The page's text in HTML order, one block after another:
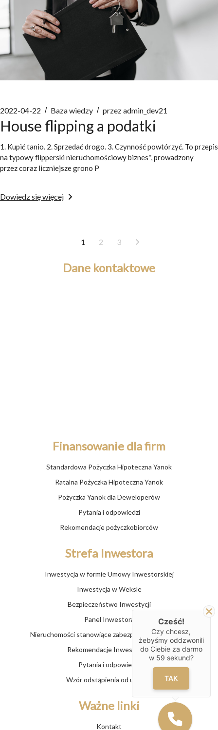
2022-04-22 Baza wiedzy przezadmin_dev21
House flipping a podatki
1. Kupić tanio. 2. Sprzedać drogo. 3. Czynność powtórzyć. To przepis
na typowy flipperski nieruchomościowy biznes*, prowadzony
przez coraz liczniejsze grono P
Dowiedz się więcej
1 2 3
Dane kontaktowe
Finansowanie dla firm
Standardowa Pożyczka Hipoteczna Yanok
Ratalna Pożyczka Hipoteczna Yanok
Pożyczka Yanok dla Deweloperów
Pytania i odpowiedzi
Rekomendacje pożyczkobiorców
Strefa Inwestora
Inwestycja w formie Umowy Inwestorskiej
Inwestycja w Weksle
Bezpieczeństwo Inwestycji
Panel Inwestora
Nieruchomości stanowiące zabezpieczenie pożyczek
Rekomendacje Inwestorów
Pytania i odpowiedzi
Wzór odstąpienia od umowy
Ważne linki
Kontakt
Cześć!
Czy chcesz,
żebyśmy oddzwonili
do Ciebie za darmo
w 59 sekund?
TAK